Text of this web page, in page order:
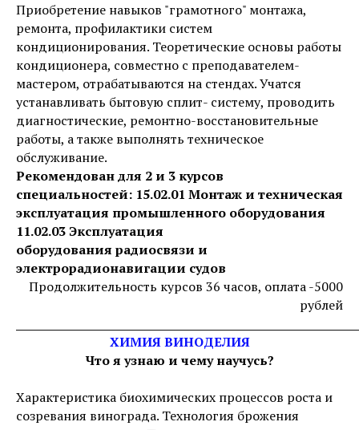
Приобретение навыков "грамотного" монтажа,
ремонта, профилактики систем
кондиционирования. Теоретические основы работы
кондиционера, совместно с преподавателем-
мастером, отрабатываются на стендах. Учатся
устанавливать бытовую сплит- систему, проводить
диагностические, ремонтно-восстановительные
работы, а также выполнять техническое
обслуживание.
Рекомендован для 2 и 3 курсов
специальностей: 15.02.01 Монтаж и техническая
эксплуатация промышленного оборудования
11.02.03 Эксплуатация
оборудования радиосвязи и
электрорадионавигации судов
Продолжительность курсов 36 часов, оплата -5000
рублей
ХИМИЯ ВИНОДЕЛИЯ
Что я узнаю и чему научусь?
Характеристика биохимических процессов роста и
созревания винограда. Технология брожения